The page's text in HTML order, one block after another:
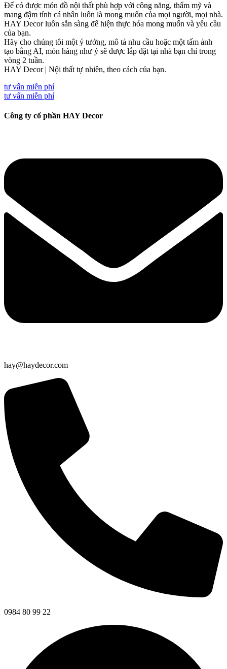
Để có được món đồ nội thất phù hợp với công năng, thẩm mỹ và
mang đậm tính cá nhân luôn là mong muốn của mọi người, mọi nhà.
HAY Decor luôn sẵn sàng để hiện thực hóa mong muốn và yêu cầu
của bạn.
Hãy cho chúng tôi một ý tưởng, mô tả nhu cầu hoặc một tấm ảnh
tạo bằng AI, món hàng như ý sẽ được lắp đặt tại nhà bạn chỉ trong
vòng 2 tuần.
HAY Decor | Nội thất tự nhiên, theo cách của bạn.
tư vấn miễn phí
tư vấn miễn phí
Công ty cổ phần HAY Decor
hay@haydecor.com
0984 80 99 22